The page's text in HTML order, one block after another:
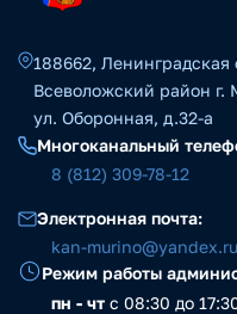
188662, Ленинградская
Всеволожский район г.
ул. Оборонная, д.32-а
Многоканальный
8 (812) 309-78-12
Электронная почта:
kan-murino@yandex.ru
Режим работы
пн - чт с 08:30 до